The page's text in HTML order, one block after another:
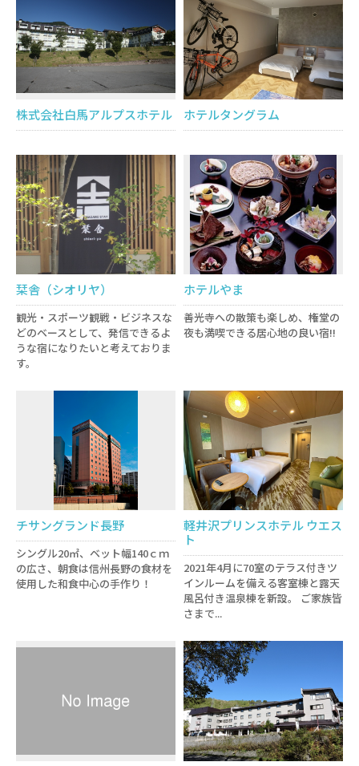
株式会社白馬アルプスホテル ホテルタングラム
栞舎（シオリヤ）
観光・スポーツ観戦・ビジネスな
どのベースとして、発信できるよ
うな宿になりたいと考えておりま
す。
ホテルやま
善光寺への散策も楽しめ、権堂の
夜も満喫できる居心地の良い宿!!
チサングランド長野
シングル20㎡、ベット幅140ｃｍ
の広さ、朝食は信州長野の食材を
使用した和食中心の手作り！
軽井沢プリンスホテル ウエス
ト
2021年4月に70室のテラス付きツ
インルームを備える客室棟と露天
風呂付き温泉棟を新設。 ご家族皆
さまで...